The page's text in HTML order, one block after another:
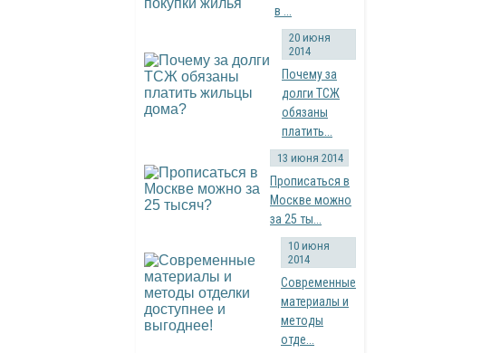
в ...
20 июня
2014
Почему за
долги ТСЖ
обязаны
платить...
13 июня 2014
Прописаться в
Москве можно
за 25 ты...
10 июня
2014
Современные
материалы и
методы
отде...